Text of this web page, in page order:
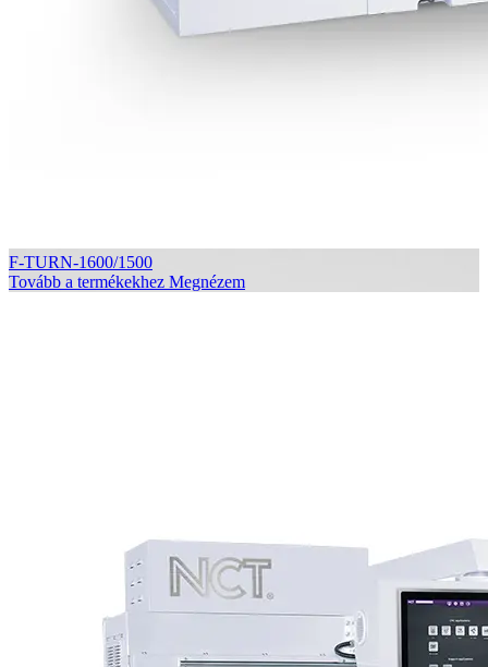
F-TURN-1600/1500
Tovább a termékekhez Megnézem